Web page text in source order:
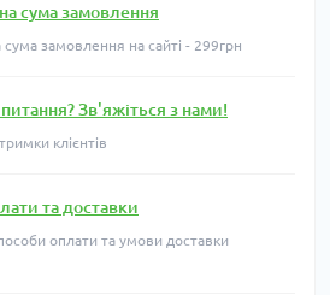
сума замовлення
сума замовлення на сайті - 299грн
Зв'яжіться з нами!
клієнтів
та доставки
оплати та умови доставки